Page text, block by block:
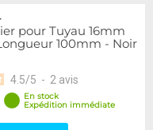
pour Tuyau 16mm
100mm - Noir
4.5/5 - 2 avis
En stock
Expédition immédiate